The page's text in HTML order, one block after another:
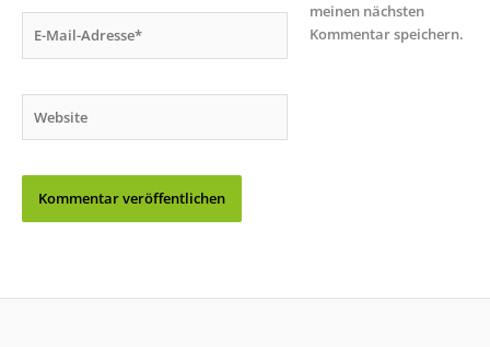
Mail-
meinen nächsten
Kommentar speichern.